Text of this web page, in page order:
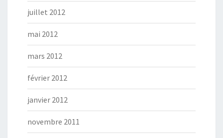
juillet 2012
mai 2012
mars 2012
février 2012
janvier 2012
novembre 2011